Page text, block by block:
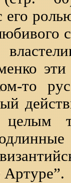
его
то
Артуре”.